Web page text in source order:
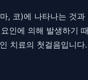
, 코)에 나타나는 것
인에 의해 발생하
치료의 첫걸음입니다.